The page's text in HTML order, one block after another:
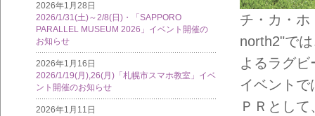
2026年1月28日
2026/1/31(土)～2/8(日)・「SAPPORO
PARALLEL MUSEUM 2026」イベント開催の
お知らせ
2026年1月16日
2026/1/19(月),26(月)「札幌市スマホ教室」イベ
ント開催のお知らせ
2026年1月11日
チ・カ・ホ
north2"で
よるラグ
イベント
ＰＲとし